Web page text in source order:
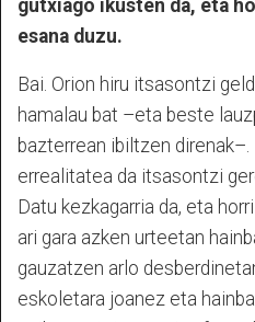
gutxiago ikusten da, eta
esana duzu.
Bai. Orion hiru itsasontzi
hamalau bat –eta beste
bazterrean ibiltzen
errealitatea da itsasontzi
Datu kezkagarria da, eta
ari gara azken urteetan
gauzatzen arlo
eskoletara joanez eta